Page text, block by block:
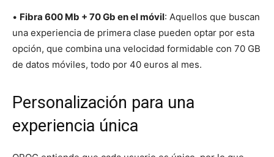
• Fibra 600 Mb + 70 Gb en el móvil: Aquellos que buscan
una experiencia de primera clase pueden optar por esta
opción, que combina una velocidad formidable con 70 GB
de datos móviles, todo por 40 euros al mes.
Personalización para una
experiencia única